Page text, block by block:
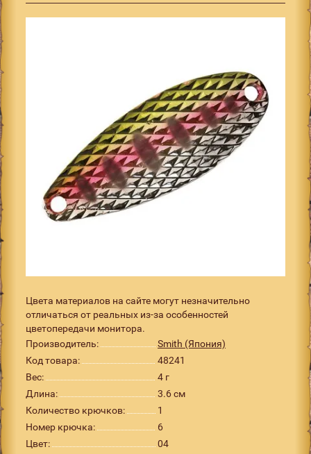
Цвета материалов на сайте могут незначительно
отличаться от реальных из-за особенностей
цветопередачи монитора.
Производитель:
Smith (Япония)
Код товара:
48241
Вес:
4 г
Длина:
3.6 см
Количество крючков:
1
Номер крючка:
6
Цвет:
04